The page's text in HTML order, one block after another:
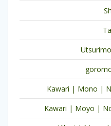
Kawari | Mono |
Kawari | Moyo |